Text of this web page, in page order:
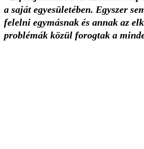
a saját egyesületében. Egyszer
felelni egymásnak és annak az
problémák közül forogtak a